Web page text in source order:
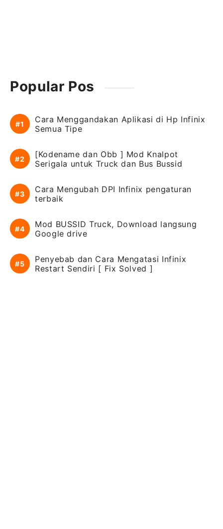
Popular Pos
Cara Menggandakan Aplikasi di Hp Infinix
Semua Tipe
[Kodename dan Obb ] Mod Knalpot
Serigala untuk Truck dan Bus Bussid
Cara Mengubah DPI Infinix pengaturan
terbaik
Mod BUSSID Truck, Download langsung
Google drive
Penyebab dan Cara Mengatasi Infinix
Restart Sendiri [ Fix Solved ]